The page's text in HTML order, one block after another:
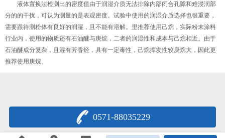
液体置换法检测出的密度值由于润湿介质无法排除内部闭合孔隙和难浸润部
分的的干扰，可认为测量的是表观密度。试验中使用的润湿介质选择也很重要，
需要跟待测粉体有良好的润湿，且不能有溶解。里推荐使用己烷，实际粉末涂料
行业内，使用的物质还有石油醚与庚烷，二者的润湿性和成本与己烷相近。由于
石油醚成分复杂，且混有芳香烃，具有一定毒性，己烷挥发性较庚烷大，因此更
推荐使用庚烷。
0571-88035229